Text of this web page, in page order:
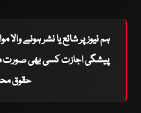
ہم نیوز پر شائع یا نشر ہونے
پیشگی اجازت کسی بھی صورت
حقوق